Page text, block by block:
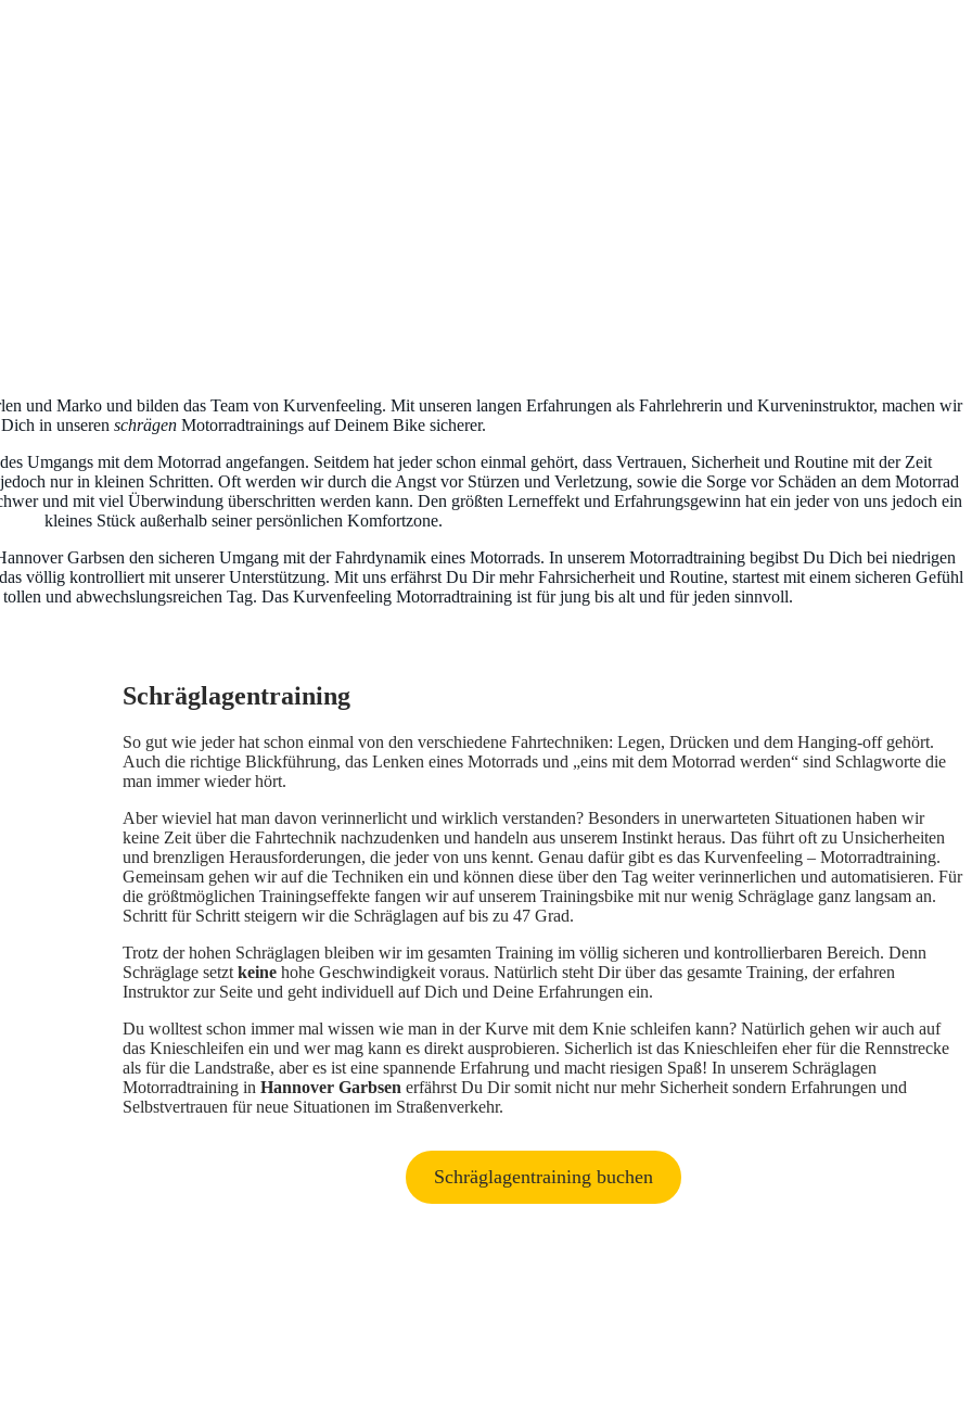
und Marko und bilden das Team von Kurvenfeeling. Mit unseren langen Erfahrungen als Fahrlehrerin und Kurveninstruktor, machen wir
Dich in unseren schrägen Motorradtrainings auf Deinem Bike sicherer.
Umgangs mit dem Motorrad angefangen. Seitdem hat jeder schon einmal gehört, dass Vertrauen, Sicherheit und Routine mit der Zeit
nur in kleinen Schritten. Oft werden wir durch die Angst vor Stürzen und Verletzung, sowie die Sorge vor Schäden an dem Motorrad
und mit viel Überwindung überschritten werden kann. Den größten Lerneffekt und Erfahrungsgewinn hat ein jeder von uns jedoch ein
kleines Stück außerhalb seiner persönlichen Komfortzone.
Garbsen den sicheren Umgang mit der Fahrdynamik eines Motorrads. In unserem Motorradtraining begibst Du Dich bei niedrigen
völlig kontrolliert mit unserer Unterstützung. Mit uns erfährst Du Dir mehr Fahrsicherheit und Routine, startest mit einem sicheren Gefühl
und abwechslungsreichen Tag. Das Kurvenfeeling Motorradtraining ist für jung bis alt und für jeden sinnvoll.
Schräglagentraining
So gut wie jeder hat schon einmal von den verschiedene Fahrtechniken: Legen, Drücken und dem Hanging-off gehört.
Auch die richtige Blickführung, das Lenken eines Motorrads und „eins mit dem Motorrad werden“ sind Schlagworte die
man immer wieder hört.
Aber wieviel hat man davon verinnerlicht und wirklich verstanden? Besonders in unerwarteten Situationen haben wir
keine Zeit über die Fahrtechnik nachzudenken und handeln aus unserem Instinkt heraus. Das führt oft zu Unsicherheiten
und brenzligen Herausforderungen, die jeder von uns kennt. Genau dafür gibt es das Kurvenfeeling – Motorradtraining.
Gemeinsam gehen wir auf die Techniken ein und können diese über den Tag weiter verinnerlichen und automatisieren. Für
die größtmöglichen Trainingseffekte fangen wir auf unserem Trainingsbike mit nur wenig Schräglage ganz langsam an.
Schritt für Schritt steigern wir die Schräglagen auf bis zu 47 Grad.
Trotz der hohen Schräglagen bleiben wir im gesamten Training im völlig sicheren und kontrollierbaren Bereich. Denn
Schräglage setztkeinehohe Geschwindigkeit voraus. Natürlich steht Dir über das gesamte Training, der erfahren
Instruktor zur Seite und geht individuell auf Dich und Deine Erfahrungen ein.
Du wolltest schon immer mal wissen wie man in der Kurve mit dem Knie schleifen kann? Natürlich gehen wir auch auf
das Knieschleifen ein und wer mag kann es direkt ausprobieren. Sicherlich ist das Knieschleifen eher für die Rennstrecke
als für die Landstraße, aber es ist eine spannende Erfahrung und macht riesigen Spaß! In unserem Schräglagen
Motorradtraining inHannover Garbsen erfährst Du Dir somit nicht nur mehr Sicherheit sondern Erfahrungen und
Selbstvertrauen für neue Situationen im Straßenverkehr.
Schräglagentraining buchen